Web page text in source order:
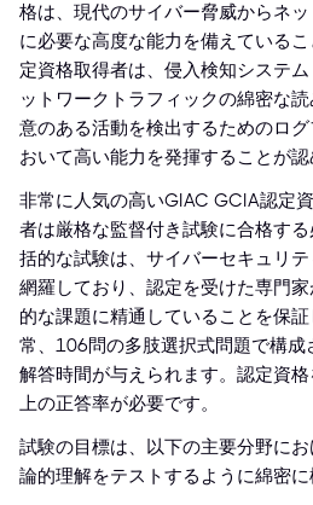
格は、現代のサイバー脅威からネ
に必要な高度な能力を備えている
定資格取得者は、侵入検知システ
ットワークトラフィックの綿密な
意のある活動を検出するためのロ
おいて高い能力を発揮することが認
非常に人気の高いGIAC GCIA認定
者は厳格な監督付き試験に合格す
括的な試験は、サイバーセキュリ
網羅しており、認定を受けた専門
的な課題に精通していることを保
常、106問の多肢選択式問題で構
解答時間が与えられます。認定資
上の正答率が必要です。
試験の目標は、以下の主要分野に
論的理解をテストするように綿密に